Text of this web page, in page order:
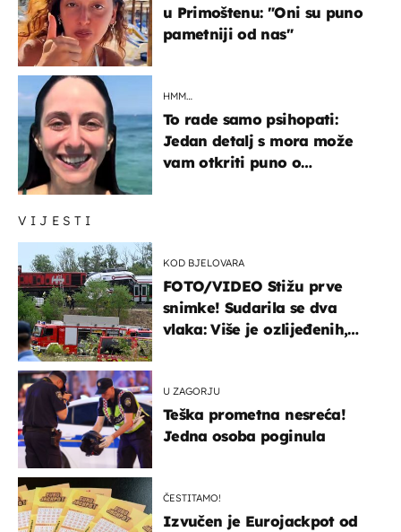
VIJESTI
KOD BJELOVARA
FOTO/VIDEO Stižu prve
snimke! Sudarila se dva
vlaka: Više je ozlijeđenih,
U ZAGORJU
Teška prometna nesreća!
Jedna osoba poginula
ČESTITAMO!
Izvučen je Eurojackpot od
u Primoštenu: "Oni su puno
pametniji od nas"
HMM…
To rade samo psihopati:
Jedan detalj s mora može
vam otkriti puno o